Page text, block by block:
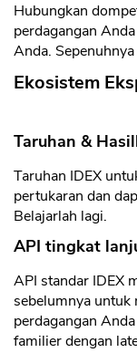
Hubungkan
perdagangan
Anda.
Ekosistem
Taruhan &
Taruhan IDEX
pertukaran dan
Belajarlah lagi.
API tingkat
API standar IDEX
sebelumnya untuk
perdagangan
familier dengan